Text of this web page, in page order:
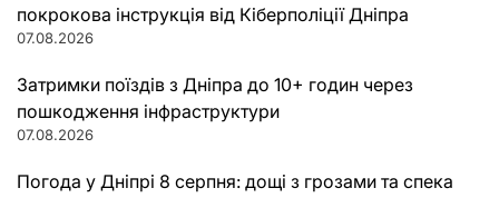
покрокова інструкція від Кіберполіції Дніпра
07.08.2026
Затримки поїздів з Дніпра до 10+ годин через
пошкодження інфраструктури
07.08.2026
Погода у Дніпрі 8 серпня: дощі з грозами та спека